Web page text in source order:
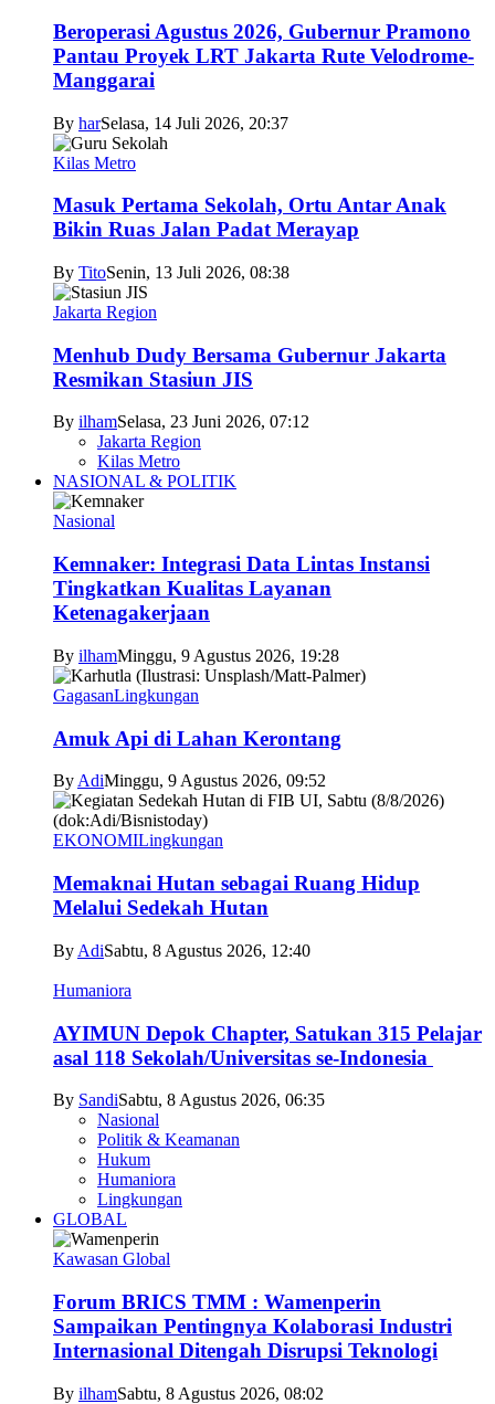
Beroperasi Agustus 2026, Gubernur Pramono
Pantau Proyek LRT Jakarta Rute Velodrome-
Manggarai
By harSelasa, 14 Juli 2026, 20:37
Kilas Metro
Masuk Pertama Sekolah, Ortu Antar Anak
Bikin Ruas Jalan Padat Merayap
By TitoSenin, 13 Juli 2026, 08:38
Jakarta Region
Menhub Dudy Bersama Gubernur Jakarta
Resmikan Stasiun JIS
By ilhamSelasa, 23 Juni 2026, 07:12
Jakarta Region
Kilas Metro
NASIONAL & POLITIK
Nasional
Kemnaker: Integrasi Data Lintas Instansi
Tingkatkan Kualitas Layanan
Ketenagakerjaan
By ilhamMinggu, 9 Agustus 2026, 19:28
GagasanLingkungan
Amuk Api di Lahan Kerontang
By AdiMinggu, 9 Agustus 2026, 09:52
EKONOMILingkungan
Memaknai Hutan sebagai Ruang Hidup
Melalui Sedekah Hutan
By AdiSabtu, 8 Agustus 2026, 12:40
Humaniora
AYIMUN Depok Chapter, Satukan 315 Pelajar
asal 118 Sekolah/Universitas se-Indonesia
By SandiSabtu, 8 Agustus 2026, 06:35
Nasional
Politik & Keamanan
Hukum
Humaniora
Lingkungan
GLOBAL
Kawasan Global
Forum BRICS TMM : Wamenperin
Sampaikan Pentingnya Kolaborasi Industri
Internasional Ditengah Disrupsi Teknologi
By ilhamSabtu, 8 Agustus 2026, 08:02